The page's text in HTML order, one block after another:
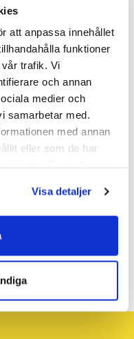
att anpassa innehållet
funktioner
trafik. Vi
och annan
medier och
samarbetar med.
med annan
eller som de har
Visa detaljer
vid komforttemperatur
skållningsskydd
blandarens framsida
i
och lång
för små och